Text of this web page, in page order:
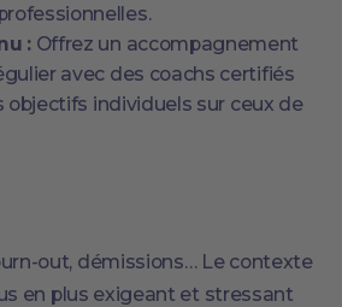
: Offrez un accompagnement
avec des coachs certifiés
objectifs individuels sur ceux de
out, démissions… Le contexte
en plus exigeant et stressant